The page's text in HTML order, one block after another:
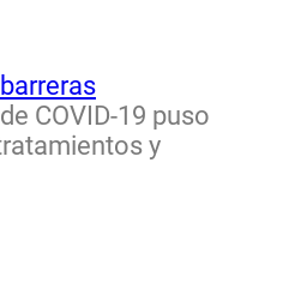
COVID-19 puso
y